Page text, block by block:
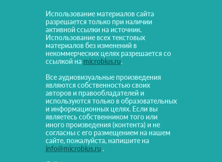
Использование материалов сайта
разрешается только при наличии
активной ссылки на источник.
Использование всех текстовых
материалов без изменений в
некоммерческих целях разрешается со
ссылкой на microbius.ru.
Все аудиовизуальные произведения
являются собственностью своих
авторов и правообладателей и
используются только в образовательных
и информационных целях. Если вы
являетесь собственником того или
иного произведения (контента) и не
согласны с его размещением на нашем
сайте, пожалуйста, напишите на
info@microbius.ru .